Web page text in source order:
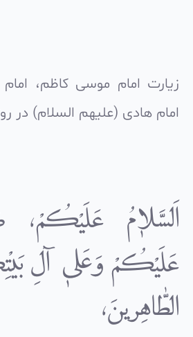
زیارت امام موسى کاظم،
امام هادى (علیهم السلام) در
اَلسَّلاٰمُ عَلَیْکُمْ،
عَلَیْکُمْ وَعَلىٰ آلِ
الطّٰاهِرینَ،